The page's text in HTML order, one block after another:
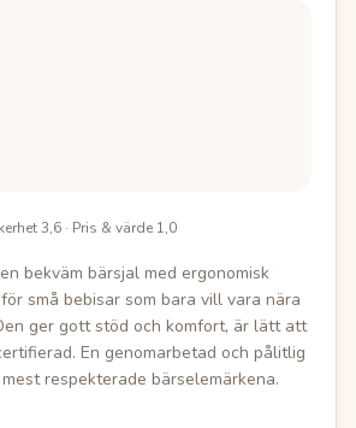
3,6 · Pris & värde 1,0
bekväm bärsjal med ergonomisk
små bebisar som bara vill vara nära
ger gott stöd och komfort, är lätt att
En genomarbetad och pålitlig
respekterade bärselemärkena.